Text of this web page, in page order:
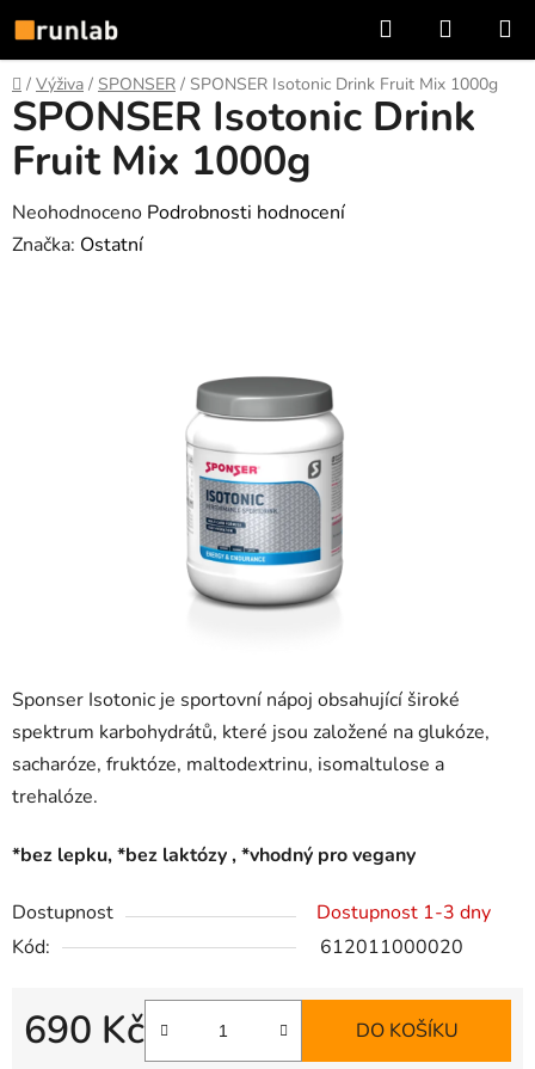
na
obsah
Hledat
KOŠÍK
Domů
/ Výživa / SPONSER / SPONSER Isotonic Drink Fruit Mix 1000g
Sponser Isotonic je sportovní nápoj obsahující široké
spektrum karbohydrátů, které jsou založené na glukóze,
sacharóze, fruktóze, maltodextrinu, isomaltulose a
trehalóze.
*bez lepku, *bez laktózy , *vhodný pro vegany
Dostupnost
Dostupnost 1-3 dny
Kód:
612011000020
690 Kč DO KOŠÍKU
SPONSER Isotonic Drink
Fruit Mix 1000g
Průměrné
hodnocení
Neohodnoceno Podrobnosti hodnocení
Značka: Ostatní